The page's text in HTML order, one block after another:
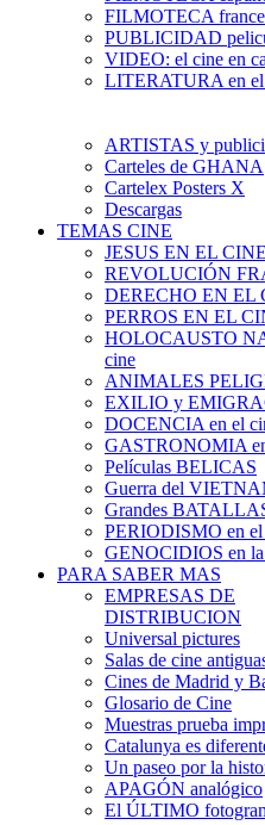
FILMOTECA
PUBLICIDAD
VIDEO: el cine en
LITERATURA en
ARTISTAS y
Carteles de GHANA
Cartelex Posters X
Descargas
TEMAS CINE
JESUS EN EL CINE
REVOLUCIÓN
DERECHO EN EL
PERROS EN EL
HOLOCAUSTO
cine
ANIMALES
EXILIO y
DOCENCIA en el
GASTRONOMIA
Películas BELICAS
Guerra del
Grandes
PERIODISMO en el
GENOCIDIOS en la
PARA SABER MAS
EMPRESAS DE
DISTRIBUCION
Universal pictures
Salas de cine
Cines de Madrid y
Glosario de Cine
Muestras prueba
Catalunya es
Un paseo por la
APAGÓN analógico
El ÚLTIMO